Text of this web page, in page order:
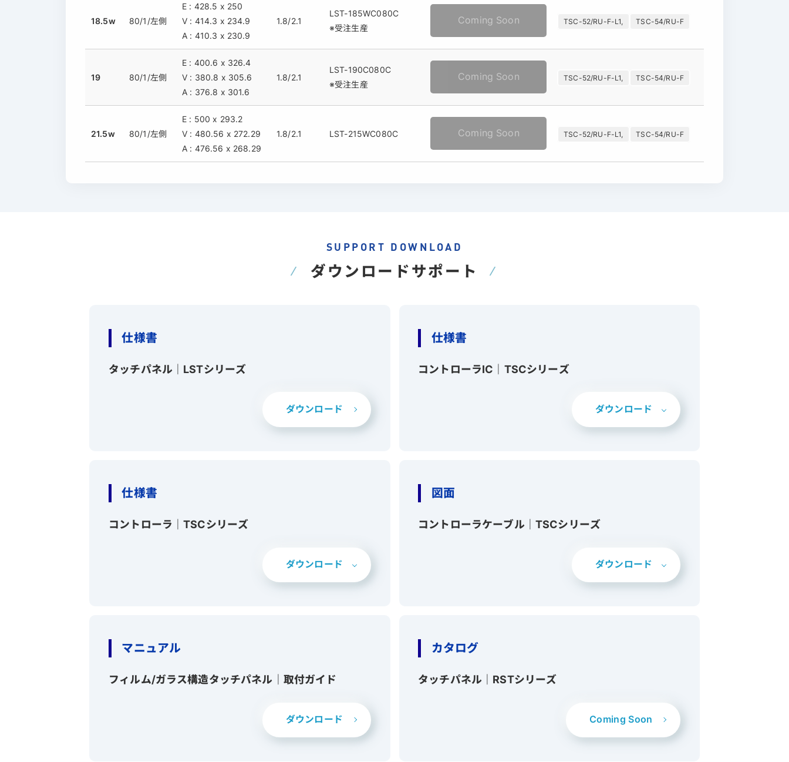
18.5w 80/1/左側
E : 428.5 x 250
V : 414.3 x 234.9
A : 410.3 x 230.9
1.8/2.1
LST-185WC080C
※受注生産
Coming Soon TSC-52/RU-F-L1, TSC-54/RU-F
19 80/1/左側
E : 400.6 x 326.4
V : 380.8 x 305.6
A : 376.8 x 301.6
1.8/2.1
LST-190C080C
※受注生産
Coming Soon TSC-52/RU-F-L1, TSC-54/RU-F
21.5w 80/1/左側
E : 500 x 293.2
V : 480.56 x 272.29
A : 476.56 x 268.29
1.8/2.1 LST-215WC080C Coming Soon TSC-52/RU-F-L1, TSC-54/RU-F
SUPPORT DOWNLOAD
ダウンロードサポート
仕様書
タッチパネル｜LSTシリーズ
ダウンロード
仕様書
コントローラIC｜TSCシリーズ
ダウンロード
仕様書
コントローラ｜TSCシリーズ
ダウンロード
図面
コントローラケーブル｜TSCシリーズ
ダウンロード
マニュアル
フィルム/ガラス構造タッチパネル｜取付ガイド
ダウンロード
カタログ
タッチパネル｜RSTシリーズ
Coming Soon